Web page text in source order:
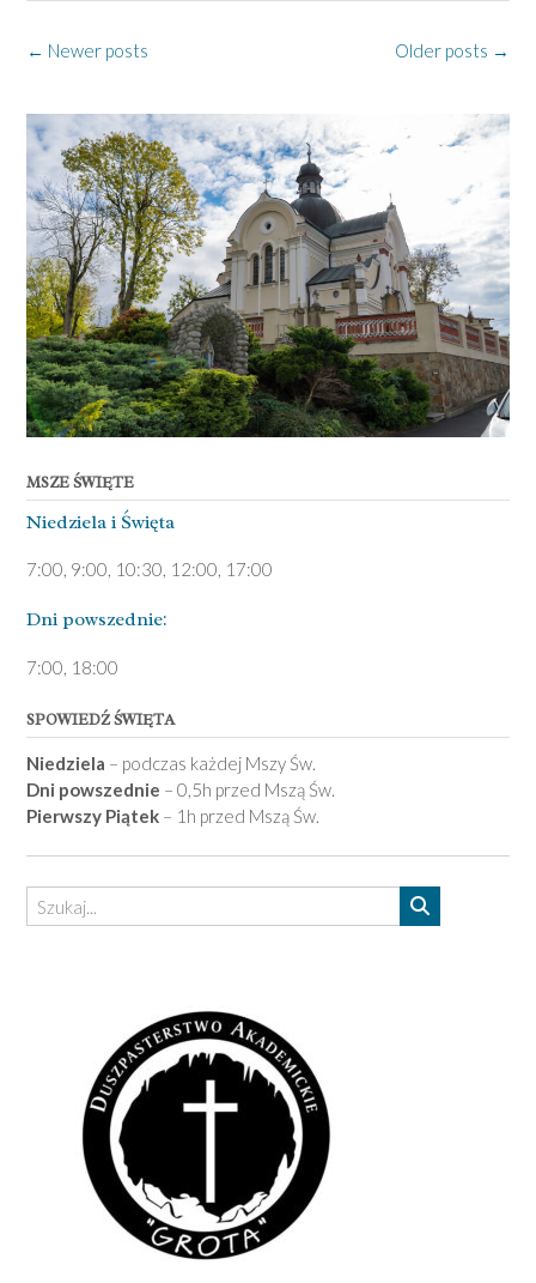
Posts
Older posts →
← Newer posts
MSZE ŚWIĘTE
Niedziela ­i Święta
7:00, 9:00, 10:30, 12:00, 17:00
Dni pows­zednie:
7­:00, 18:00­
SPOWIEDŹ ŚWIĘTA
Niedziela – podczas każdej Mszy Św.
Dni powszednie – 0,5h przed Mszą Św.
Pierwszy Piątek – 1h przed Mszą Św.